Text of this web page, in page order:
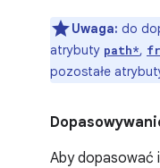
Uwaga: do
atrybuty path*,
pozostałe
Aby dopasować